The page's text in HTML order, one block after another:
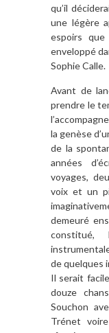
qu’il
une légère
espoirs
enveloppé
Sophie Calle.
Avant de
prendre le
la genèse
de la
années
voyages,
voix et un
demeuré
constitué,
de quelques
Il serait
douze
Souchon
Trénet